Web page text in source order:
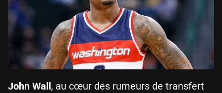
John Wall, au cœur des rumeurs de transfert